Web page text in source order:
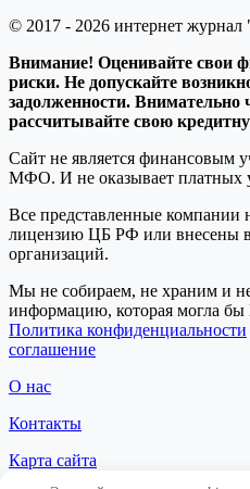
© 2017 - 2026 интернет
Внимание! Оценивайте свои
риски. Не допускайте
задолженности. Внимательно
рассчитывайте свою
Сайт не является финансовым
МФО. И не оказывает платных
Все представленные компании
лицензию ЦБ РФ или внесены
организаций.
Мы не собираем, не храним и
информацию, которая могла бы
Политика конфиденциальности
соглашение
О нас
Контакты
Карта сайта